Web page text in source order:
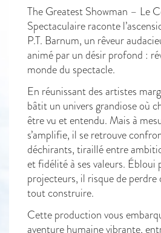
The Greatest Showman – Le
Spectaculaire raconte
P.T. Barnum, un rêveur
animé par un désir profond :
monde du spectacle.
En réunissant des artistes
bâtit un univers grandiose où
être vu et entendu. Mais à
s’amplifie, il se retrouve
déchirants, tiraillé entre
et fidélité à ses valeurs. Ébloui
projecteurs, il risque de perdre
tout construire.
Cette production vous
aventure humaine vibrante,